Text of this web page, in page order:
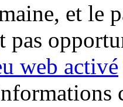
et le
pas
web activé